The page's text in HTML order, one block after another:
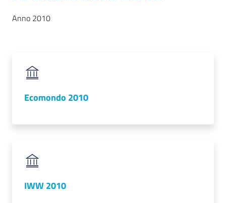
Studi
e
Orientamento
lavoro
Innovazione
Anno 2010
Ecomondo 2010
IWW 2010